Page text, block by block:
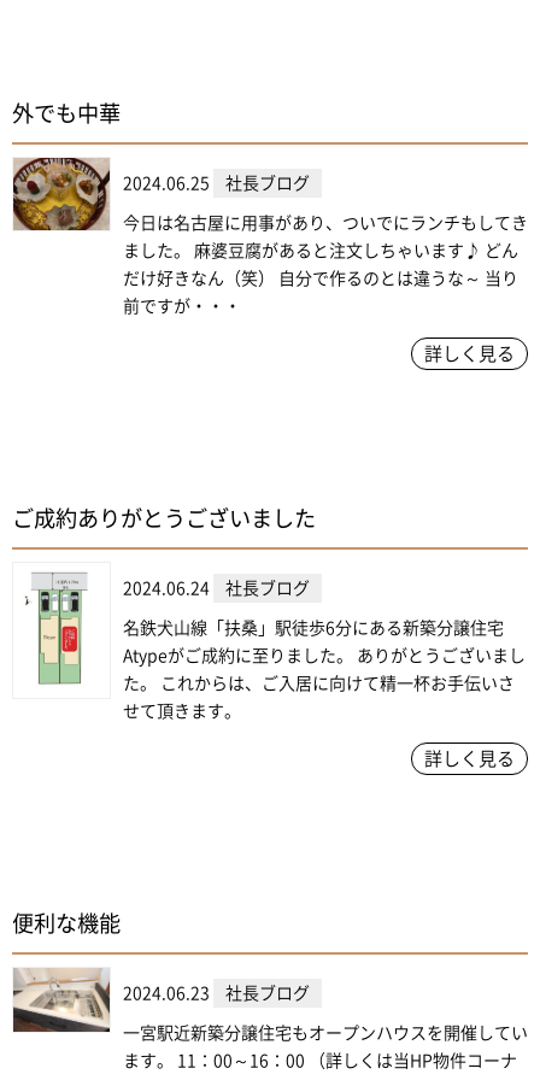
外でも中華
2024.06.25 社長ブログ
今日は名古屋に用事があり、ついでにランチもしてき
ました。 麻婆豆腐があると注文しちゃいます♪ どん
だけ好きなん（笑） 自分で作るのとは違うな～ 当り
前ですが・・・
詳しく見る
ご成約ありがとうございました
2024.06.24 社長ブログ
名鉄犬山線「扶桑」駅徒歩6分にある新築分譲住宅
Atypeがご成約に至りました。 ありがとうございまし
た。 これからは、ご入居に向けて精一杯お手伝いさ
せて頂きます。
詳しく見る
便利な機能
2024.06.23 社長ブログ
一宮駅近新築分譲住宅もオープンハウスを開催してい
ます。 11：00～16：00 （詳しくは当HP物件コーナ